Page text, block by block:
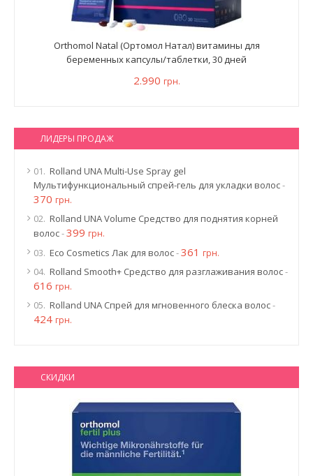
Orthomol Natal (Ортомол Натал) витамины для
беременных капсулы/таблетки, 30 дней
2.990 грн.
ЛИДЕРЫ ПРОДАЖ
01. Rolland UNA Multi-Use Spray gel
Мультифункциональный спрей-гель для укладки волос-
370 грн.
02. Rolland UNA Volume Средство для поднятия корней
волос-399 грн.
03. Eco Cosmetics Лак для волос-361 грн.
04. Rolland Smooth+ Средство для разглаживания волос-
616 грн.
05. Rolland UNA Спрей для мгновенного блеска волос-
424 грн.
СКИДКИ